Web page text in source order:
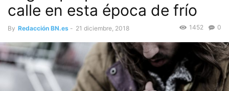
calle en esta época de frío
By Redacción BN.es - 21 diciembre, 2018 0
1452